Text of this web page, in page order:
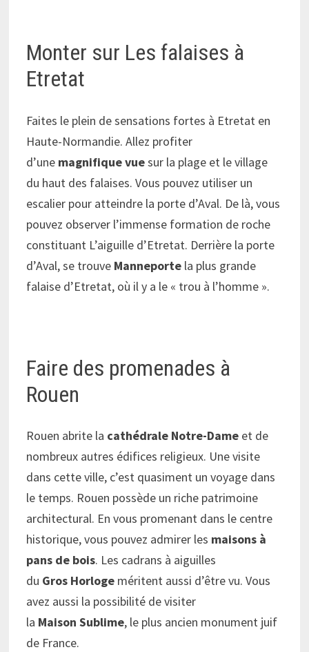
Monter sur Les falaises à
Etretat
Faites le plein de sensations fortes à Etretat en
Haute-Normandie. Allez profiter
d’une magnifiquevuesur la plage et le village
du haut des falaises. Vous pouvez utiliser un
escalier pour atteindre la porte d’Aval. De là, vous
pouvez observer l’immense formation de roche
constituant L’aiguille d’Etretat. Derrière la porte
d’Aval, se trouve Manneporte la plus grande
falaise d’Etretat, où il y a le « trou à l’homme ».
Faire des promenades à
Rouen
Rouen abrite la cathédrale Notre-Dame et de
nombreux autres édifices religieux. Une visite
dans cette ville, c’est quasiment un voyage dans
le temps. Rouen possède un riche patrimoine
architectural. En vous promenant dans le centre
historique, vous pouvez admirer les maisons à
pans de bois. Les cadrans à aiguilles
du Gros Horloge méritent aussi d’être vu. Vous
avez aussi la possibilité de visiter
la Maison Sublime, le plus ancien monument juif
de France.